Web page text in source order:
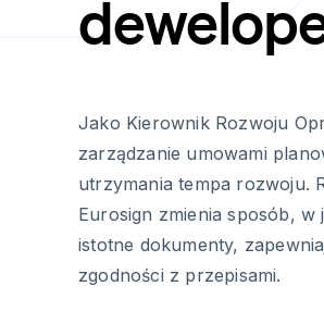
Jako Kierownik Rozwoju
zarządzanie umowami
utrzymania tempa rozwoju.
Eurosign zmienia sposób, w
istotne dokumenty,
zgodności z przepisami.